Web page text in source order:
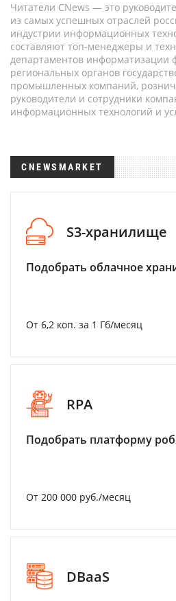
Читатели CNews — это
из самых успешных отраслей
индустрии информационных
составляют топ-менеджеры и
департаментов информатизации
региональных органов
промышленных компаний,
руководители и сотрудники
информационных технологий и
CNEWSMARKET
S3-хранилище
Подобрать облачное
От 6,2 коп. за 1 Гб/месяц
RPA
Подобрать платформу
От 200 000 руб./месяц
DBaaS